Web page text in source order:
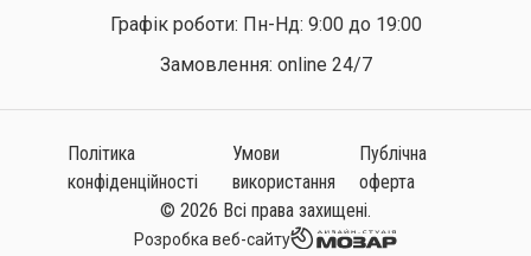
Графік роботи: Пн-Нд: 9:00 до 19:00
Замовлення: online 24/7
Політика
конфіденційності
Умови
використання
Публічна
оферта
© 2026 Всі права захищені.
Розробка веб-сайту